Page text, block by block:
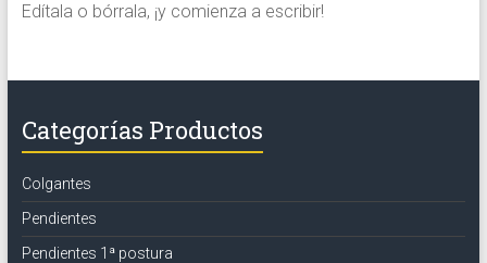
Edítala o bórrala, ¡y comienza a escribir!
Categorías Productos
Colgantes
Pendientes
Pendientes 1ª postura